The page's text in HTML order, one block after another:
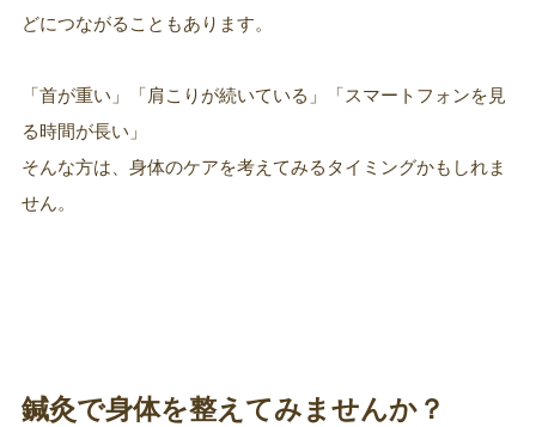
どにつながることもあります。
「首が重い」「肩こりが続いている」「スマートフォンを見
る時間が長い」
そんな方は、身体のケアを考えてみるタイミングかもしれま
せん。
鍼灸で身体を整えてみませんか？